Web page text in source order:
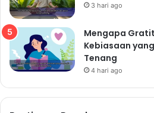
pada waktu yang sama setiap
pekan.
Buat kamar tidur yang
tidur kamu gelap, tenang, dan
Hindari kafein dan alkohol
Matikan gadget sebelum
3 hari ago
Mengapa
Kebiasaan
Tenang
4 hari ago